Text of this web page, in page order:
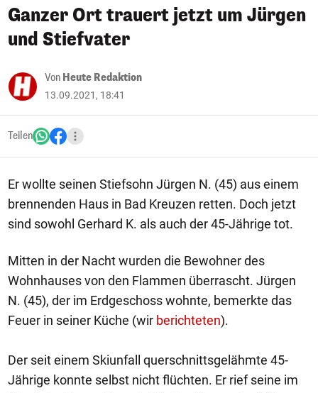
Ganzer Ort trauert jetzt um Jürgen
und Stiefvater
Von Heute Redaktion
13.09.2021, 18:41
Teilen
Er wollte seinen Stiefsohn Jürgen N. (45) aus einem
brennenden Haus in Bad Kreuzen retten. Doch jetzt
sind sowohl Gerhard K. als auch der 45-Jährige tot.
Mitten in der Nacht wurden die Bewohner des
Wohnhauses von den Flammen überrascht. Jürgen
N. (45), der im Erdgeschoss wohnte, bemerkte das
Feuer in seiner Küche (wir berichteten).
Der seit einem Skiunfall querschnittsgelähmte 45-
Jährige konnte selbst nicht flüchten. Er rief seine im